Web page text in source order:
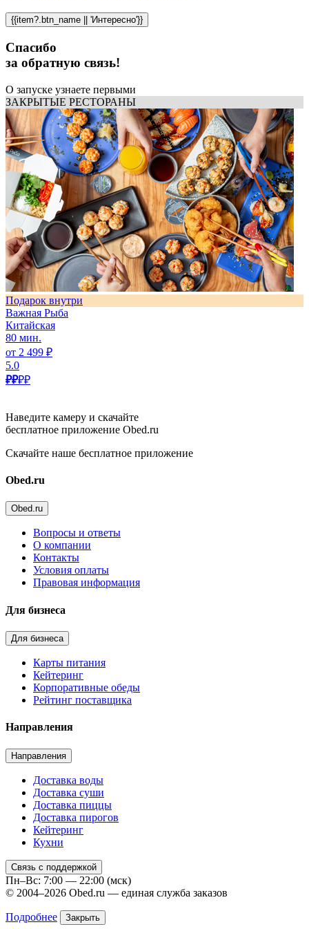
{{item?.btn_name || 'Интересно'}}
Спасибо
за обратную связь!
О запуске узнаете первыми
ЗАКРЫТЫЕ РЕСТОРАНЫ
Подарок внутри
Важная Рыба
Китайская
80 мин.
от 2 499 ₽
5.0
₽₽₽₽
Наведите камеру и скачайте
бесплатное приложение Obed.ru
Скачайте наше бесплатное приложение
Obed.ru
Obed.ru
Вопросы и ответы
О компании
Контакты
Условия оплаты
Правовая информация
Для бизнеса
Для бизнеса
Карты питания
Кейтеринг
Корпоративные обеды
Рейтинг поставщика
Направления
Направления
Доставка воды
Доставка суши
Доставка пиццы
Доставка пирогов
Кейтеринг
Кухни
Связь с поддержкой
Пн–Вс: 7:00 — 22:00 (мск)
© 2004–2026 Obed.ru — единая служба заказов
Подробнее Закрыть